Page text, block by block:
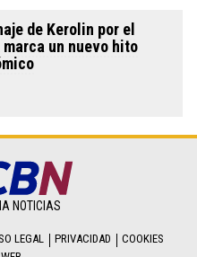
de Kerolin por el
marca un nuevo hito
NOTICIAS
LEGAL PRIVACIDAD
COOKIES